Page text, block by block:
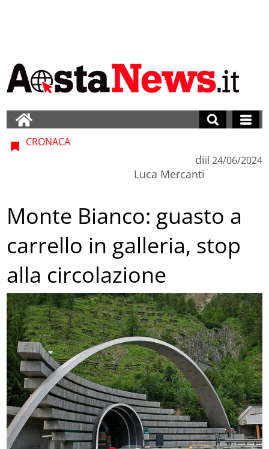
CRONACA
di
Luca Mercanti
il 24/06/2024
Monte Bianco: guasto a
carrello in galleria, stop
alla circolazione